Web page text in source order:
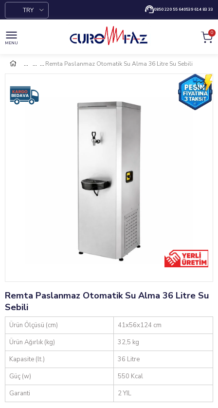
0850 220 55 640539 614 83 33
TRY
MENU
0
Remta Paslanmaz Otomatik Su Alma 36 Litre Su Sebili
Remta Paslanmaz Otomatik Su Alma 36 Litre Su
Sebili
Ürün Ölçüsü (cm)
41x56x124 cm
Ürün Ağırlık (kg)
32,5 kg
Kapasite (lt.)
36 Litre
Güç (w)
550 Kcal
Garanti
2 YIL